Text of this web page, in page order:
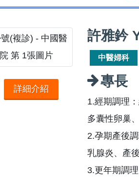
詳細介紹
許雅鈐
中醫婦科
專長
1.經期調理
多囊性卵巢
2.孕期產後
乳腺炎、產
3.更年期調